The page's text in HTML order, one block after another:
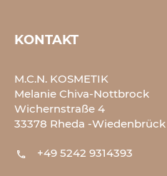
KONTAKT
M.C.N. KOSMETIK
Melanie Chiva-Nottbrock
Wichernstraße 4
33378 Rheda -Wiedenbrück
+49 5242 9314393